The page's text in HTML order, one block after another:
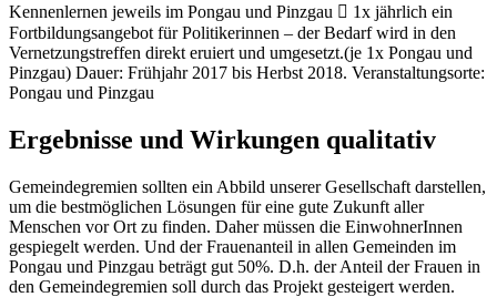
Kennenlernen jeweils im Pongau und Pinzgau  1x jährlich ein
Fortbildungsangebot für Politikerinnen – der Bedarf wird in den
Vernetzungstreffen direkt eruiert und umgesetzt.(je 1x Pongau und
Pinzgau) Dauer: Frühjahr 2017 bis Herbst 2018. Veranstaltungsorte:
Pongau und Pinzgau
Ergebnisse und Wirkungen qualitativ
Gemeindegremien sollten ein Abbild unserer Gesellschaft darstellen,
um die bestmöglichen Lösungen für eine gute Zukunft aller
Menschen vor Ort zu finden. Daher müssen die EinwohnerInnen
gespiegelt werden. Und der Frauenanteil in allen Gemeinden im
Pongau und Pinzgau beträgt gut 50%. D.h. der Anteil der Frauen in
den Gemeindegremien soll durch das Projekt gesteigert werden.